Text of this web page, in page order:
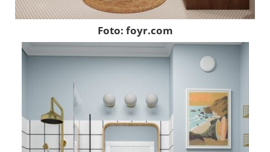
Foto: foyr.com